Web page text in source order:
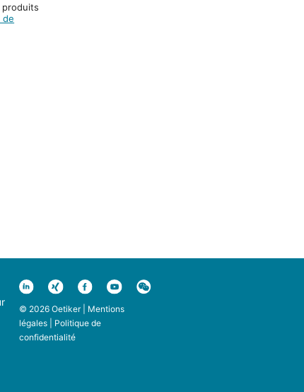
produits
de
© 2026 Oetiker | Mentions
légales| Politique de
confidentialité